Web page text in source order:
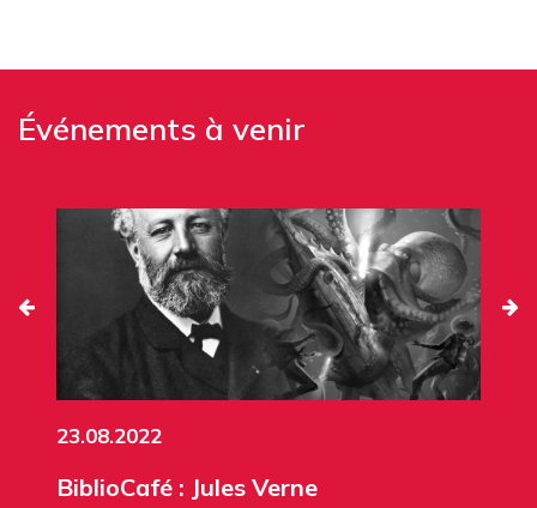
Événements à venir
23.08.2022
BiblioCafé : Jules Verne